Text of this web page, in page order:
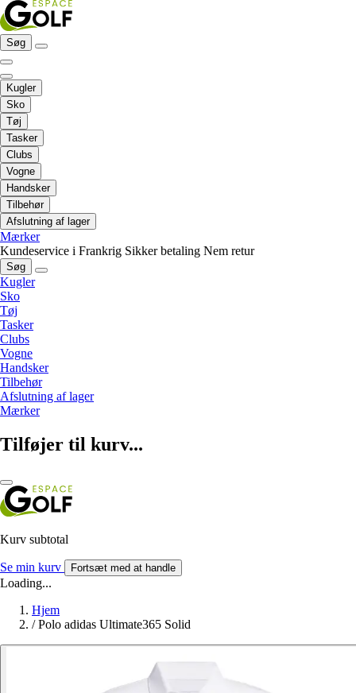
Søg
Kugler
Sko
Tøj
Tasker
Clubs
Vogne
Handsker
Tilbehør
Afslutning af lager
Mærker
Kundeservice i Frankrig Sikker betaling Nem retur
Søg
Kugler
Sko
Tøj
Tasker
Clubs
Vogne
Handsker
Tilbehør
Afslutning af lager
Mærker
Tilføjer til kurv...
Kurv subtotal
Se min kurv Fortsæt med at handle
Loading...
Hjem
/ Polo adidas Ultimate365 Solid